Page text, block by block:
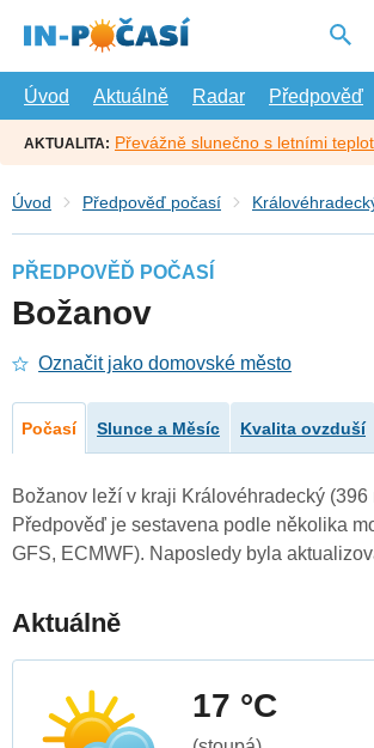
hlavní
Úvod
Aktuálně Radar Předpověď
AKTUALITA: Převážně slunečno s letními
Úvod Předpověď počasí
PŘEDPOVĚĎ POČASÍ
Božanov
Označit jako domovské město
Počasí Slunce a Měsíc Kvalita ovzduší
Božanov leží v kraji Královéhradecký (396
Předpověď je sestavena podle několika
GFS, ECMWF). Naposledy byla
Aktuálně
17 °C